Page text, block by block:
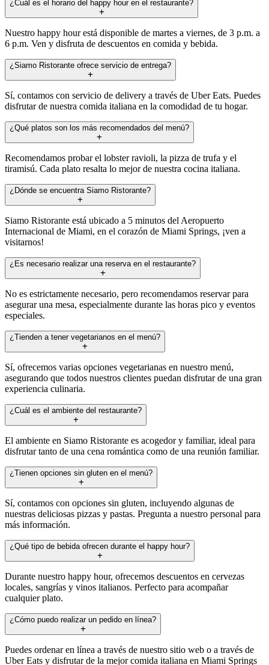
¿Cuál es el horario del happy hour en el restaurante?
Nuestro happy hour está disponible de martes a viernes, de 3 p.m. a
6 p.m. Ven y disfruta de descuentos en comida y bebida.
¿Siamo Ristorante ofrece servicio de entrega?
Sí, contamos con servicio de delivery a través de Uber Eats. Puedes
disfrutar de nuestra comida italiana en la comodidad de tu hogar.
¿Qué platos son los más recomendados del menú?
Recomendamos probar el lobster ravioli, la pizza de trufa y el
tiramisú. Cada plato resalta lo mejor de nuestra cocina italiana.
¿Dónde se encuentra Siamo Ristorante?
Siamo Ristorante está ubicado a 5 minutos del Aeropuerto
Internacional de Miami, en el corazón de Miami Springs, ¡ven a
visitarnos!
¿Es necesario realizar una reserva en el restaurante?
No es estrictamente necesario, pero recomendamos reservar para
asegurar una mesa, especialmente durante las horas pico y eventos
especiales.
¿Tienden a tener vegetarianos en el menú?
Sí, ofrecemos varias opciones vegetarianas en nuestro menú,
asegurando que todos nuestros clientes puedan disfrutar de una gran
experiencia culinaria.
¿Cuál es el ambiente del restaurante?
El ambiente en Siamo Ristorante es acogedor y familiar, ideal para
disfrutar tanto de una cena romántica como de una reunión familiar.
¿Tienen opciones sin gluten en el menú?
Sí, contamos con opciones sin gluten, incluyendo algunas de
nuestras deliciosas pizzas y pastas. Pregunta a nuestro personal para
más información.
¿Qué tipo de bebida ofrecen durante el happy hour?
Durante nuestro happy hour, ofrecemos descuentos en cervezas
locales, sangrías y vinos italianos. Perfecto para acompañar
cualquier plato.
¿Cómo puedo realizar un pedido en línea?
Puedes ordenar en línea a través de nuestro sitio web o a través de
Uber Eats y disfrutar de la mejor comida italiana en Miami Springs